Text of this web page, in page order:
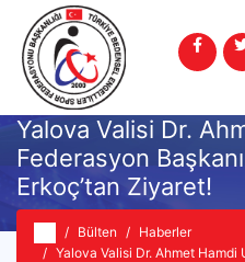
Yalova Valisi Dr.
Federasyon
Erkoç’tan Ziyaret!
Bülten
Haberler
Yalova Valisi Dr. Ahmet Hamdi